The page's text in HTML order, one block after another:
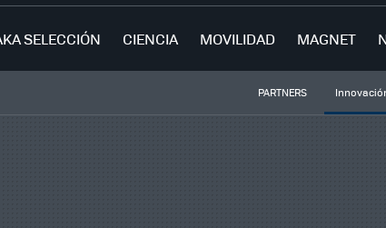
SELECCIÓN CIENCIA MOVILIDAD MAGNET
PARTNERS